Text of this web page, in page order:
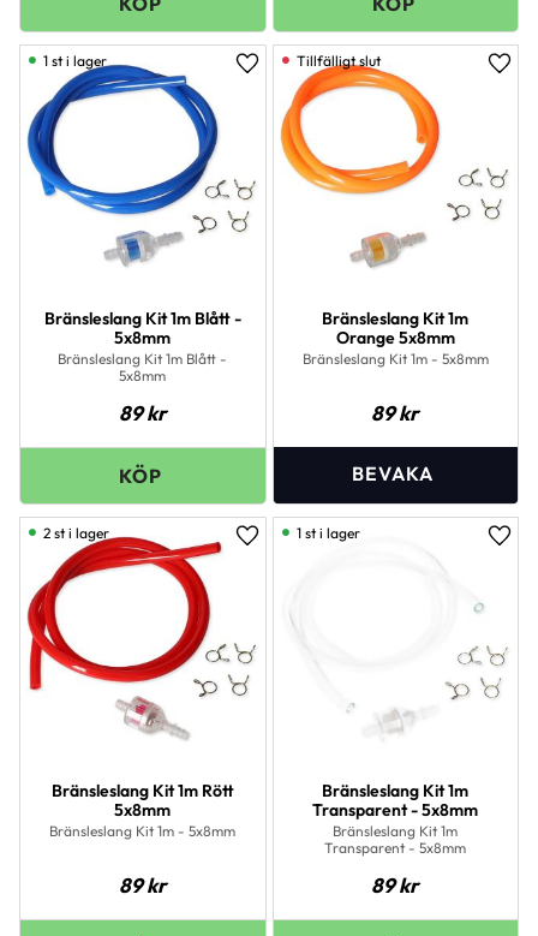
Bränsleslang Kit 1m Blått -
5x8mm
Bränsleslang Kit 1m Blått -
5x8mm
89kr
Lägg till i favoriter
1 st i lager
Bränsleslang Kit 1m
Orange 5x8mm
Bränsleslang Kit 1m - 5x8mm
89kr
Bränsleslang Kit 1m Rött
5x8mm
Bränsleslang Kit 1m - 5x8mm
89kr
Lägg till i favoriter
2 st i lager
Bränsleslang Kit 1m
Transparent - 5x8mm
Bränsleslang Kit 1m
Transparent - 5x8mm
89kr
1 st i lager